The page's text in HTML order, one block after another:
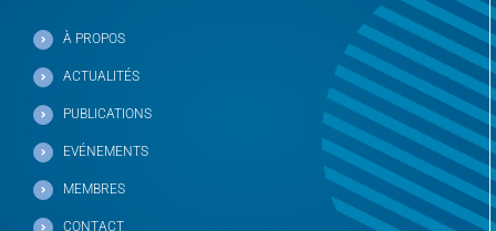
À PROPOS
ACTUALITÉS
PUBLICATIONS
EVÉNEMENTS
MEMBRES
CONTACT